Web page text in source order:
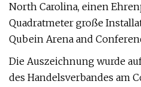
North Carolina, einen
Quadratmeter große
Qubein Arena and
Die Auszeichnung wurde
des Handelsverbandes am